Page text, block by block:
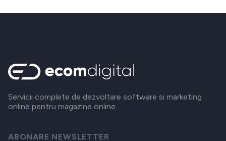
Servicii complete de dezvoltare software si marketing
online pentru magazine online.
ABONARE NEWSLETTER